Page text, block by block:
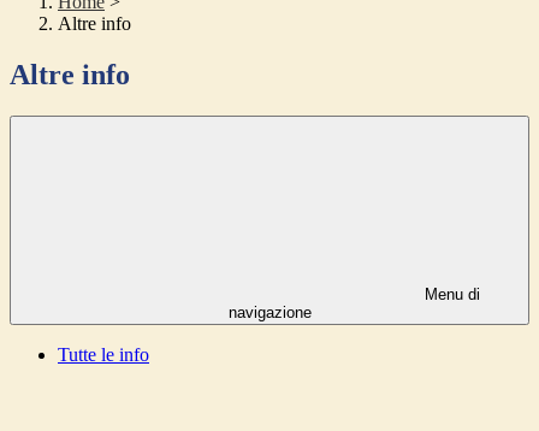
Altre info
Altre info
Menu di
navigazione
Tutte le info